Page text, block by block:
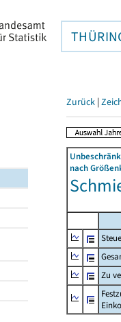
Zurück |
nach
Zu